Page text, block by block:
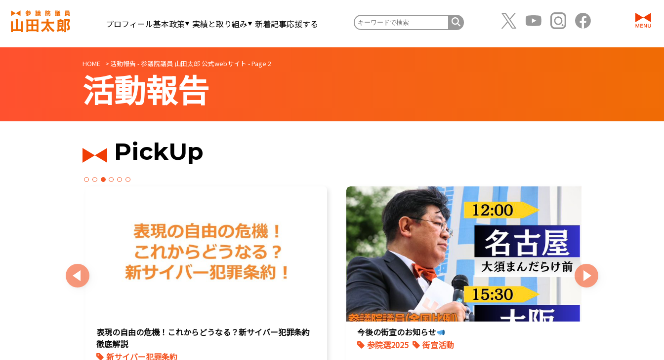
プロフィール基本政策 実績と取り組み 新着記事応援する
HOME 活動報告 - 参議院議員 山田太郎 公式webサイト - Page 2
活動報告
PickUp
表現の自由の危機！これからどうなる？新サイバー犯罪条約
徹底解説
新サイバー犯罪条約
今後の街宣のお知らせ
参院選2025
街宣活動